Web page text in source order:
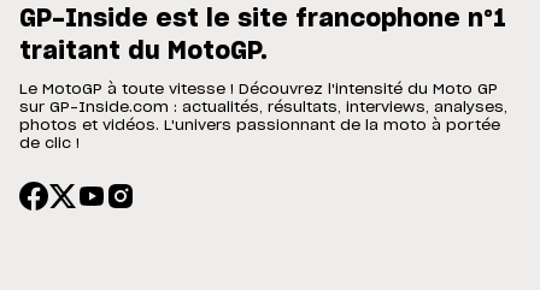
GP-Inside est le site francophone n°1
traitant du MotoGP.
Le MotoGP à toute vitesse ! Découvrez l'intensité du Moto GP
sur GP-Inside.com : actualités, résultats, interviews, analyses,
photos et vidéos. L'univers passionnant de la moto à portée
de clic !